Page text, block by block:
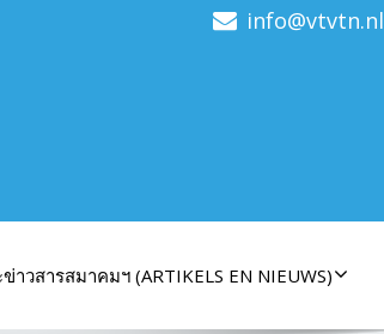
info@vtvtn.nl
วสารสมาคมฯ (ARTIKELS EN NIEUWS)